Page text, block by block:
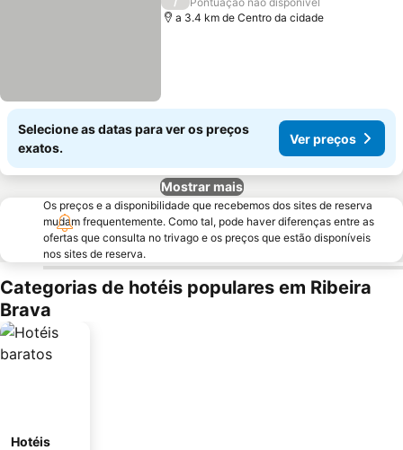
a 3.4 km de Centro da cidade
Selecione as datas para ver os preços
exatos.
Ver preços
Mostrar mais
Os preços e a disponibilidade que recebemos dos sites de reserva
mudam frequentemente. Como tal, pode haver diferenças entre as
ofertas que consulta no trivago e os preços que estão disponíveis
nos sites de reserva.
Categorias de hotéis populares em Ribeira
Brava
Hotéis